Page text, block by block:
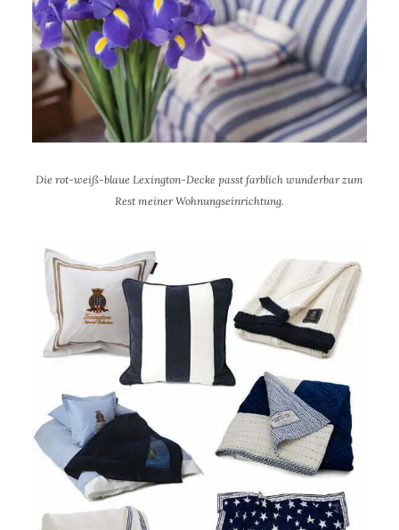
Die rot-weiß-blaue Lexington-Decke passt farblich wunderbar zum
Rest meiner Wohnungseinrichtung.